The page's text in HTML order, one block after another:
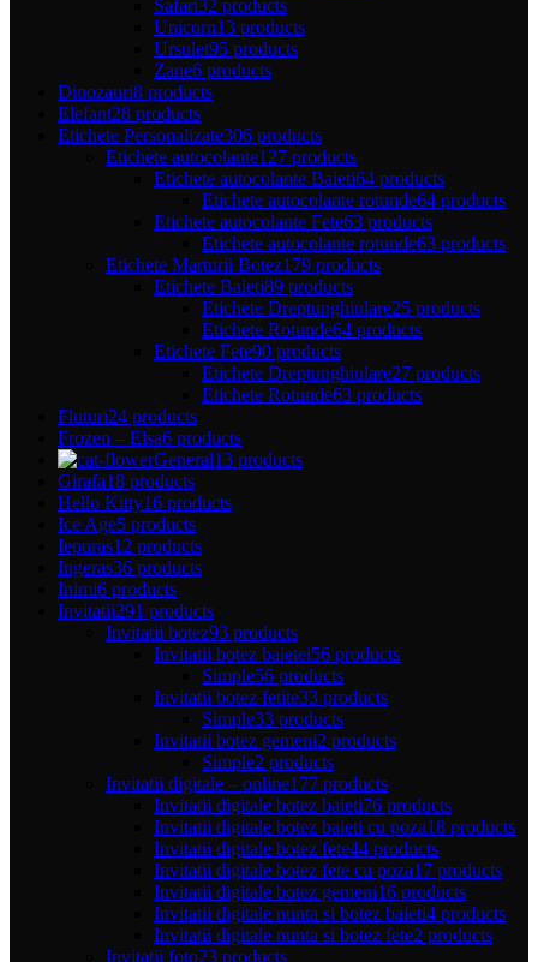
Safari32 products
Unicorn13 products
Ursulet95 products
Zane6 products
Dinozauri8 products
Elefant28 products
Etichete Personalizate306 products
Etichete autocolante127 products
Etichete autocolante Baieti64 products
Etichete autocolante rotunde64 products
Etichete autocolante Fete63 products
Etichete autocolante rotunde63 products
Etichete Marturii Botez179 products
Etichete Baieti89 products
Etichete Dreptunghiulare25 products
Etichete Rotunde64 products
Etichete Fete90 products
Etichete Dreptunghiulare27 products
Etichete Rotunde63 products
Fluturi24 products
Frozen – Elsa6 products
General13 products
Girafa18 products
Hello Kitty16 products
Ice Age5 products
Iepuras12 products
Ingeras36 products
Inimi6 products
Invitatii291 products
Invitatii botez93 products
Invitatii botez baietei56 products
Simple56 products
Invitatii botez fetite33 products
Simple33 products
Invitatii botez gemeni2 products
Simple2 products
Invitatii digitale – online177 products
Invitatii digitale botez baieti76 products
Invitatii digitale botez baieti cu poza18 products
Invitatii digitale botez fete44 products
Invitatii digitale botez fete cu poza17 products
Invitatii digitale botez gemeni16 products
Invitatii digitale nunta si botez baieti4 products
Invitatii digitale nunta si botez fete2 products
Invitatii foto23 products